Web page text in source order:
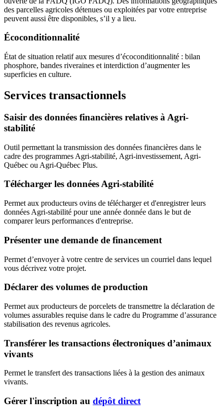
des parcelles agricoles détenues ou exploitées par votre entreprise
peuvent aussi être disponibles, s’il y a lieu.
Écoconditionnalité
État de situation relatif aux mesures d’écoconditionnalité : bilan
phosphore, bandes riveraines et interdiction d’augmenter les
superficies en culture.
Services transactionnels
Saisir des données financières relatives à Agri-
stabilité
Outil permettant la transmission des données financières dans le
cadre des programmes Agri-stabilité, Agri-investissement, Agri-
Québec ou Agri-Québec Plus.
Télécharger les données Agri-stabilité
Permet aux producteurs ovins de télécharger et d'enregistrer leurs
données Agri-stabilité pour une année donnée dans le but de
comparer leurs performances d'entreprise.
Présenter une demande de financement
Permet d’envoyer à votre centre de services un courriel dans lequel
vous décrivez votre projet.
Déclarer des volumes de production
Permet aux producteurs de porcelets de transmettre la déclaration de
volumes assurables requise dans le cadre du Programme d’assurance
stabilisation des revenus agricoles.
Transférer les transactions électroniques d’animaux
vivants
Permet le transfert des transactions liées à la gestion des animaux
vivants.
Gérer l'inscription au dépôt direct